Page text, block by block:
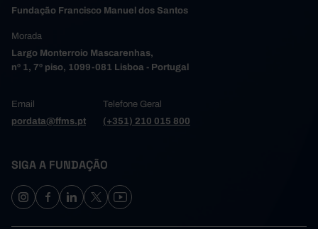
Fundação Francisco Manuel dos Santos
Morada
Largo Monterroio Mascarenhas,
nº 1, 7º piso, 1099-081 Lisboa - Portugal
Email
pordata@ffms.pt
Telefone Geral
(+351) 210 015 800
SIGA A FUNDAÇÃO